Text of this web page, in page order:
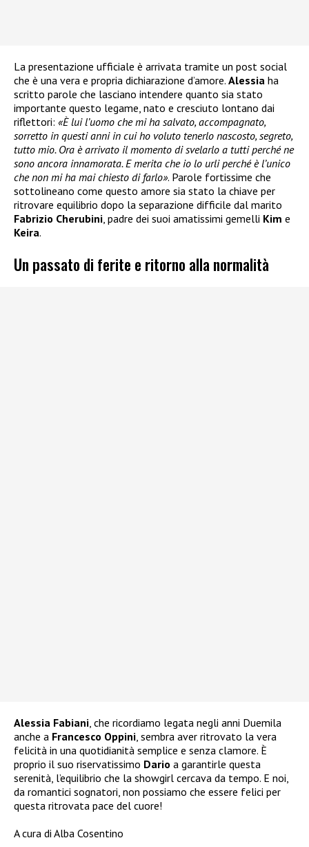
La presentazione ufficiale è arrivata tramite un post social
che è una vera e propria dichiarazione d’amore. Alessia ha
scritto parole che lasciano intendere quanto sia stato
importante questo legame, nato e cresciuto lontano dai
riflettori: «È lui l’uomo che mi ha salvato, accompagnato,
sorretto in questi anni in cui ho voluto tenerlo nascosto, segreto,
tutto mio. Ora è arrivato il momento di svelarlo a tutti perché ne
sono ancora innamorata. E merita che io lo urli perché è l’unico
che non mi ha mai chiesto di farlo». Parole fortissime che
sottolineano come questo amore sia stato la chiave per
ritrovare equilibrio dopo la separazione difficile dal marito
Fabrizio Cherubini, padre dei suoi amatissimi gemelli Kim e
Keira.
Un passato di ferite e ritorno alla normalità
Alessia Fabiani , che ricordiamo legata negli anni Duemila
anche a Francesco Oppini , sembra aver ritrovato la vera
felicità in una quotidianità semplice e senza clamore. È
proprio il suo riservatissimo Dario a garantirle questa
serenità, l’equilibrio che la showgirl cercava da tempo. E noi,
da romantici sognatori, non possiamo che essere felici per
questa ritrovata pace del cuore!
A cura di Alba Cosentino